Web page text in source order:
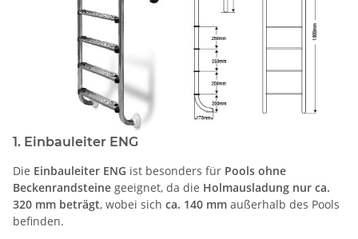
1. Einbauleiter ENG
Die Einbauleiter ENG ist besonders für Pools ohne
Beckenrandsteine geeignet, da die Holmausladung nur ca.
320 mm beträgt, wobei sich ca. 140 mm außerhalb des Pools
befinden.